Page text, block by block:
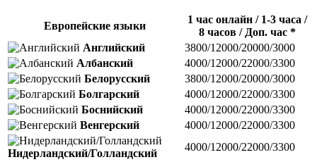
Европейские языки
1 час онлайн / 1-3 часа /
8 часов / Доп. час *
Английский
3800/12000/20000/3000
Албанский
4000/12000/22000/3300
Белорусский
3800/12000/20000/3000
Болгарский
4000/12000/22000/3300
Боснийский
4000/12000/22000/3300
Венгерский
4000/12000/22000/3300
Нидерландский/Голландский
4000/12000/22000/3300